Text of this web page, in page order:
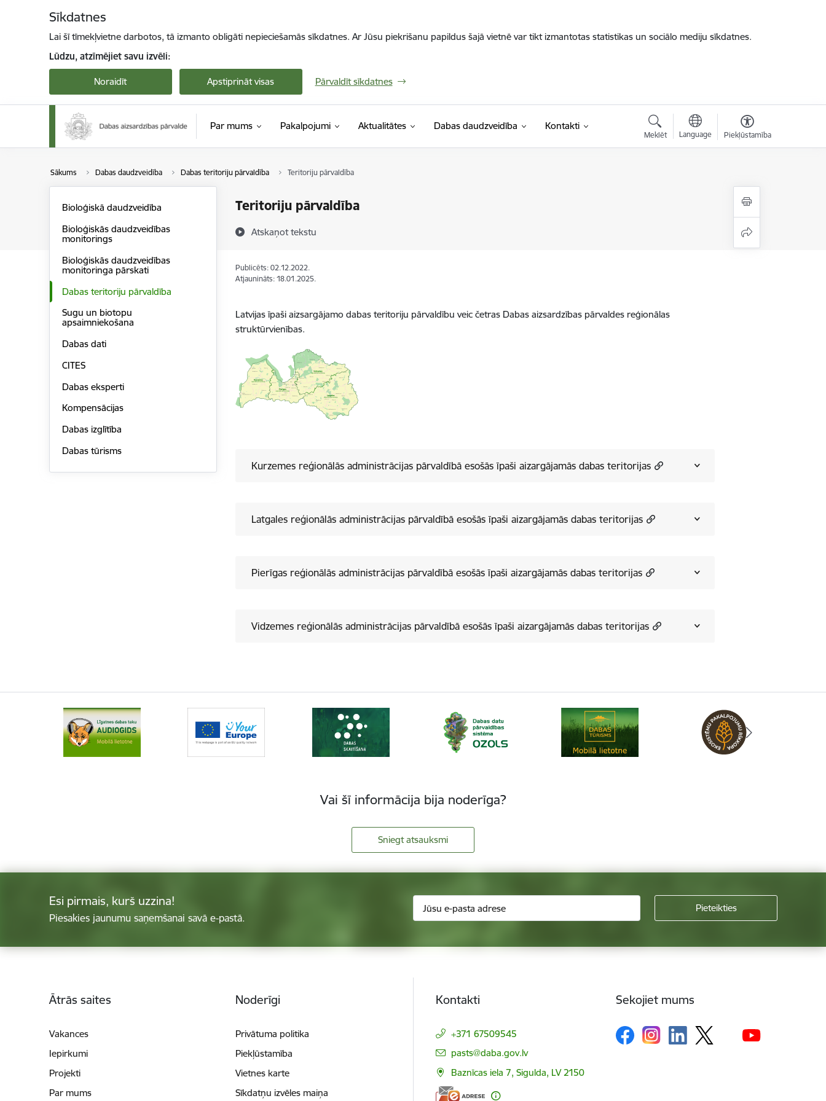
Sīkdatnes
Lai šī tīmekļvietne darbotos, tā izmanto obligāti nepieciešamās sīkdatnes. Ar Jūsu piekrišanu papildus šajā vietnē var tikt izmantotas statistikas un sociālo mediju sīkdatnes.
Lūdzu, atzīmējiet savu izvēli:
Noraidīt Apstiprināt visas Pārvaldīt sīkdatnes
Par mums Pakalpojumi Aktualitātes Dabas daudzveidība Kontakti
Meklēt Language Piekļūstamība
Sākums Dabas daudzveidība Dabas teritoriju pārvaldība Teritoriju pārvaldība
Teritoriju pārvaldība
Atskaņot tekstu
Bioloģiskā daudzveidība
Bioloģiskās daudzveidības
monitorings
Bioloģiskās daudzveidības
monitoringa pārskati
Dabas teritoriju pārvaldība
Sugu un biotopu
apsaimniekošana
Dabas dati
CITES
Dabas eksperti
Kompensācijas
Dabas izglītība
Dabas tūrisms
Publicēts: 02.12.2022.
Atjaunināts: 18.01.2025.
Latvijas īpaši aizsargājamo dabas teritoriju pārvaldību veic četras Dabas aizsardzības pārvaldes reģionālas
struktūrvienības.
Kurzemes reģionālās administrācijas pārvaldībā esošās īpaši aizargājamās dabas teritorijas
Latgales reģionālās administrācijas pārvaldībā esošās īpaši aizargājamās dabas teritorijas
Pierīgas reģionālās administrācijas pārvaldībā esošās īpaši aizargājamās dabas teritorijas
Vidzemes reģionālās administrācijas pārvaldībā esošās īpaši aizargājamās dabas teritorijas
Vai šī informācija bija noderīga?
Sniegt atsauksmi
Esi pirmais, kurš uzzina!
Piesakies jaunumu saņemšanai savā e-pastā.
Ātrās saites
Vakances
Iepirkumi
Projekti
Par mums
Noderīgi
Privātuma politika
Piekļūstamība
Vietnes karte
Sīkdatņu izvēles maiņa
Kontakti
+371 67509545
E-pasts:
pasts@daba.gov.lv
Baznīcas iela 7, Sigulda, LV 2150
Sekojiet mums